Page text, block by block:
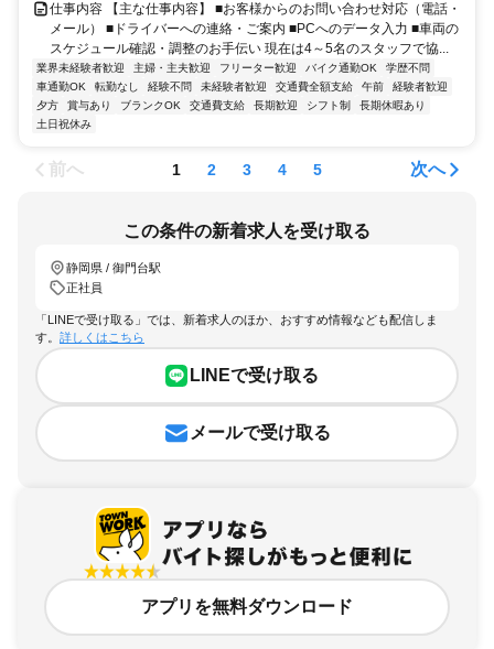
仕事内容 【主な仕事内容】 ■お客様からのお問い合わせ対応（電話・
メール） ■ドライバーへの連絡・ご案内 ■PCへのデータ入力 ■車両の
スケジュール確認・調整のお手伝い 現在は4～5名のスタッフで協...
業界未経験者歓迎 主婦・主夫歓迎 フリーター歓迎 バイク通勤OK
学歴不問
車通勤OK
転勤なし 経験不問 未経験者歓迎 交通費全額支給 午前
経験者歓迎
夕方
賞与あり ブランクOK 交通費支給 長期歓迎 シフト制
長期休暇あり
土日祝休み
前へ 1 2 3 4 5 次へ
この条件の新着求人を受け取る
静岡県 / 御門台駅
正社員
「LINEで受け取る」では、新着求人のほか、おすすめ情報なども配信しま
す。 詳しくはこちら
LINEで受け取る
メールで受け取る
アプリを無料ダウンロード